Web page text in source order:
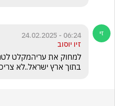
06:24 - 24.02.2025
זיו יוסוב
בתוך ארץ ישראל..לא